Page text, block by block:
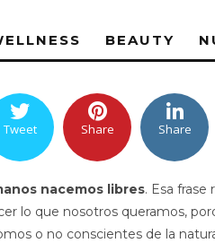
BEAUTY
Tweet Share Share
nacemos libres. Esa
lo que nosotros queramos,
o no conscientes de la